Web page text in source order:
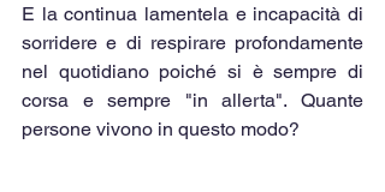
E la continua lamentela e incapacità di
sorridere e di respirare profondamente
nel quotidiano poiché si è sempre di
corsa e sempre "in allerta". Quante
persone vivono in questo modo?